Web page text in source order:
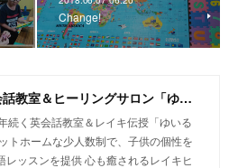
Change!
柏の英会話教室＆ヒーリングサロン「ゆいるーむ」
続く英会話教室＆レイキ伝授「ゆいる
トホームな少人数制で、子供の個性を
レッスンを提供 心も癒されるレイキヒ